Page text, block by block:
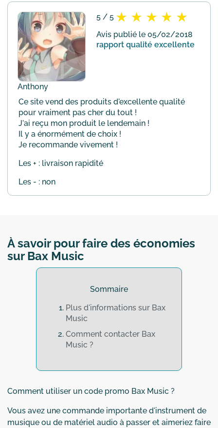
Anthony
5 / 5
Avis publié le 05/02/2018
rapport qualité excellente
Ce site vend des produits d'excellente qualité
pour vraiment pas cher du tout !
J'ai reçu mon produit le lendemain !
Il y a énormément de choix !
Je recommande vivement !
Les + : livraison rapidité
Les - : non
À savoir pour faire des économies
sur Bax Music
Sommaire
Plus d'informations sur Bax
Music
Comment contacter Bax
Music ?
Comment utiliser un code promo Bax Music ?
Vous avez une commande importante d'instrument de
musique ou de matériel audio à passer et aimeriez faire